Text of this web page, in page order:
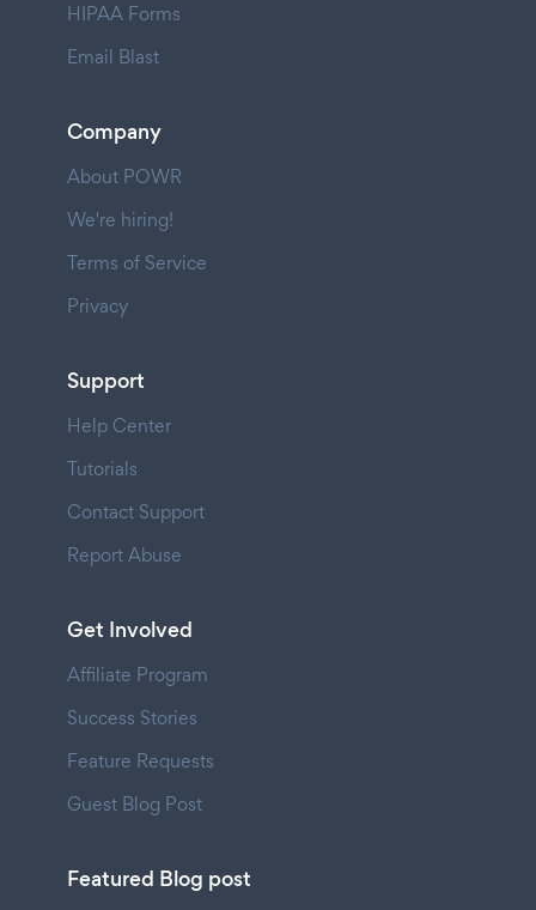
HIPAA Forms
Email Blast
Company
About POWR
We're hiring!
Terms of Service
Privacy
Support
Help Center
Tutorials
Contact Support
Report Abuse
Get Involved
Affiliate Program
Success Stories
Feature Requests
Guest Blog Post
Featured Blog post